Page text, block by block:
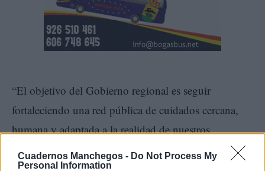
Cuadernos Manchegos - Do Not Process My
Personal Information
“El objetivo del Gobierno regional es seguir
fortaleciendo una red pública de cuidados cercana,
humana y adaptada a la realidad de nuestros
pueblos”, ha señalado la consejera.